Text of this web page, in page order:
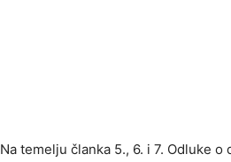
Na temelju članka 5., 6. i 7. Odluke